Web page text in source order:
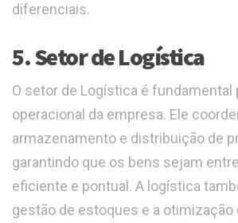
diferenciais.
5. Setor de Logística
O setor de Logística é fundamental
operacional da empresa. Ele
armazenamento e distribuição de
garantindo que os bens sejam
eficiente e pontual. A logística
gestão de estoques e a